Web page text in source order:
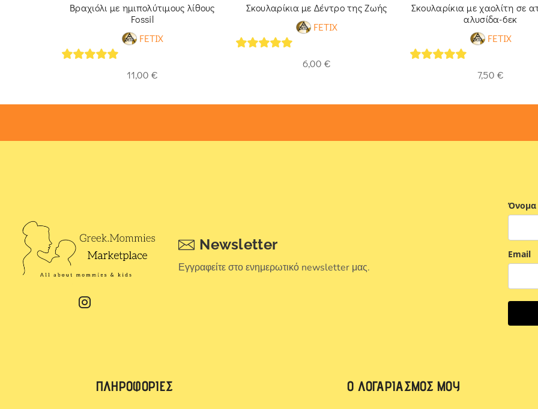
Βραχιόλι με ημιπολύτιμους λίθους
Fossil
FETIX
11,00 €
Σκουλαρίκια με Δέντρο της Ζωής
FETIX
6,00 €
Σκουλαρίκια με χαολίτη σε
αλυσίδα-6εκ
FETIX
7,50 €
Newsletter
Εγγραφείτε στο ενημερωτικό newsletter μας.
Όνομα
Email
ΠΛΗΡΟΦΟΡΊΕΣ Ο ΛΟΓΑΡΙΑΣΜΌΣ ΜΟΥ